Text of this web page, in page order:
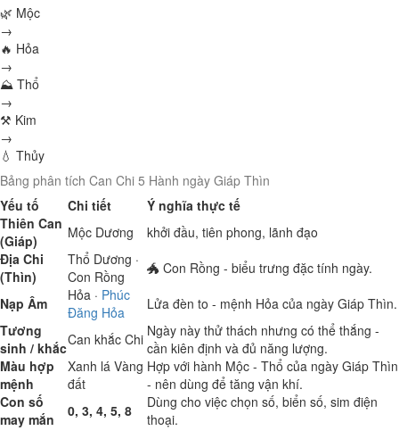
🌿 Mộc
→
🔥 Hỏa
→
⛰ Thổ
→
⚒ Kim
→
💧 Thủy
Bảng phân tích Can Chi 5 Hành ngày Giáp Thìn
Yếu tố
Chi tiết
Ý nghĩa thực tế
Thiên Can
(Giáp)
Mộc Dương
khởi đầu, tiên phong, lãnh đạo
Địa Chi
(Thìn)
Thổ Dương ·
Con Rồng
🐲 Con Rồng - biểu trưng đặc tính ngày.
Nạp Âm
Hỏa · Phúc
Đăng Hỏa
Lửa đèn to - mệnh Hỏa của ngày Giáp Thìn.
Tương
sinh / khắcCan khắc Chi Ngày này thử thách nhưng có thể thắng -
cần kiên định và đủ năng lượng.
Màu hợp
mệnh
Xanh lá Vàng
đất
Hợp với hành Mộc - Thổ của ngày Giáp Thìn
- nên dùng để tăng vận khí.
Con số
may mắn
0, 3, 4, 5, 8
Dùng cho việc chọn số, biển số, sim điện
thoại.